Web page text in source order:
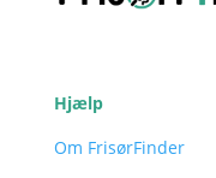
Hjælp
Om FrisørFinder